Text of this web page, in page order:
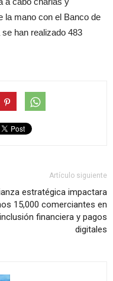
la mano con el Banco de
han realizado 483
Artículo siguiente
estratégica impactara
15,000 comerciantes en
inclusión financiera y pagos
digitales